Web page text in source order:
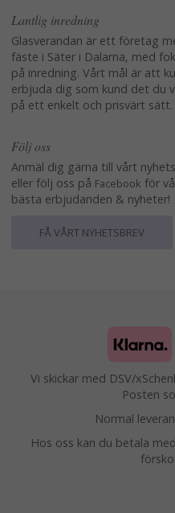
Lantlig inredning
Glasverandan är ett företag
fäste i Säter i Dalarna, med
på inredning. Vårt mål är att
erbjuda dig som kund det du
på ett enkelt och prisvärt sätt.
Följ oss
Anmäl dig gärna till vårt
eller följ oss på Facebook för
bästa erbjudanden & nyheter!
FÅ VÅRT NYHETSBREV
Vi skickar med DSV/
Posten
Normal
Hos oss kan du betala